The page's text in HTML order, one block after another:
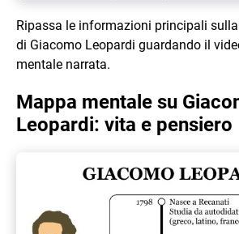
Ripassa le informazioni principali
di Giacomo Leopardi guardando il
mentale narrata.
Mappa mentale su
Leopardi: vita e pensiero